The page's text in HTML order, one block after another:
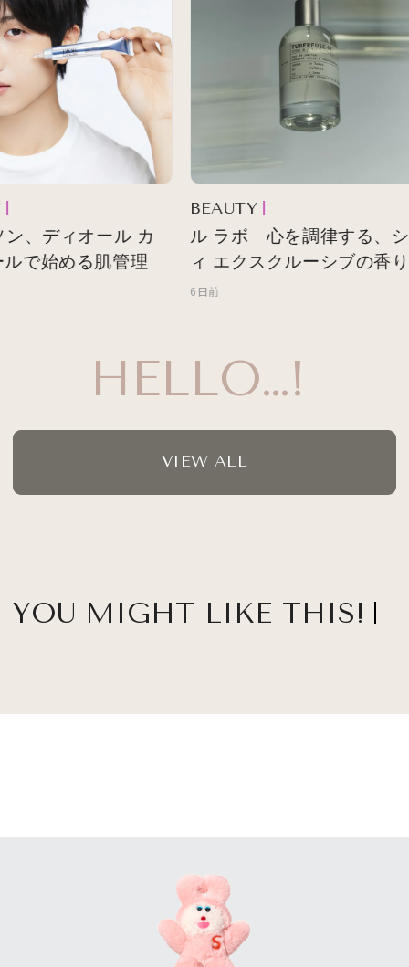
HELLO…!
、ディオール カ
で始める肌管理
BEAUTY
ル ラボ 心を調律する、シ
ィ エクスクルーシブの香り
6日前
VIEW ALL
YOU MIGHT LIKE THIS!